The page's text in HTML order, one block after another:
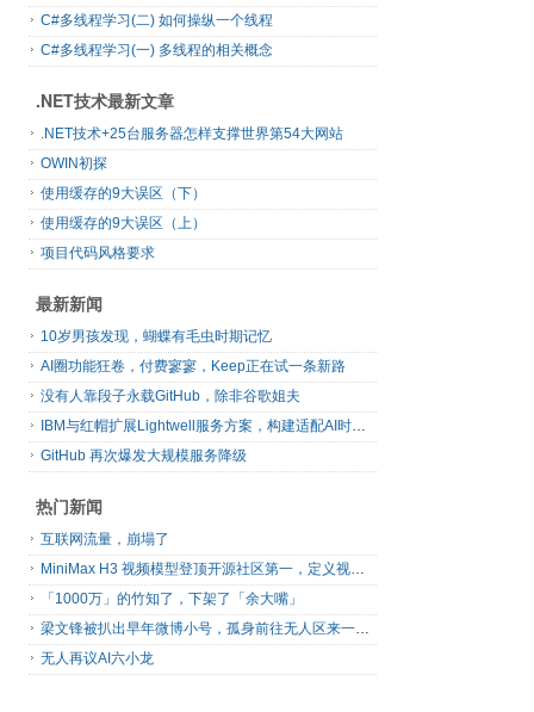
C#多线程学习(二) 如何操纵一个线程
C#多线程学习(一) 多线程的相关概念
.NET技术最新文章
.NET技术+25台服务器怎样支撑世界第54大网站
OWIN初探
使用缓存的9大误区（下）
使用缓存的9大误区（上）
项目代码风格要求
最新新闻
10岁男孩发现，蝴蝶有毛虫时期记忆
AI圈功能狂卷，付费寥寥，Keep正在试一条新路
没有人靠段子永载GitHub，除非谷歌姐夫
IBM与红帽扩展Lightwell服务方案，构建适配AI时代开源生态的可信基础设施
GitHub 再次爆发大规模服务降级
热门新闻
互联网流量，崩塌了
MiniMax H3 视频模型登顶开源社区第一，定义视频模型领域“斩杀线”
「1000万」的竹知了，下架了「余大嘴」
梁文锋被扒出早年微博小号，孤身前往无人区来一场相当 deep 的 seek 旅行
无人再议AI六小龙